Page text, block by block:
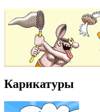
Карикатуры